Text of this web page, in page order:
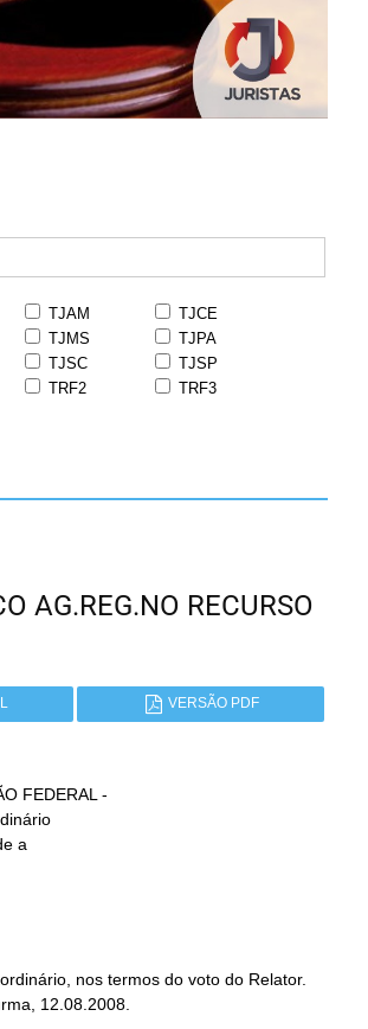
TJAM
TJCE
TJMS
TJPA
TJSC
TJSP
TRF2
TRF3
AG.REG.NO RECURSO
VERSÃO PDF
FEDERAL -
nos termos do voto do Relator.
12.08.2008.